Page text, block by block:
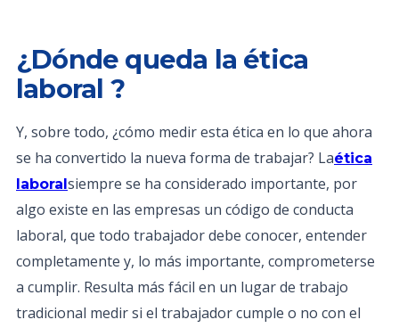
¿Dónde queda la ética
laboral ?
Y, sobre todo, ¿cómo medir esta ética en lo que ahora
se ha convertido la nueva forma de trabajar? Laética
laboralsiempre se ha considerado importante, por
algo existe en las empresas un código de conducta
laboral, que todo trabajador debe conocer, entender
completamente y, lo más importante, comprometerse
a cumplir. Resulta más fácil en un lugar de trabajo
tradicional medir si el trabajador cumple o no con el